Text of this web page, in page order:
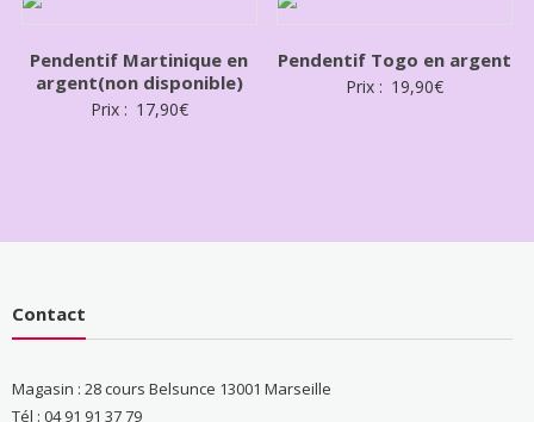
Pendentif Martinique en
argent(non disponible)
Prix : 17,90€
Pendentif Togo en argent
Prix : 19,90€
Contact
Magasin : 28 cours Belsunce 13001 Marseille
Tél : 04 91 91 37 79